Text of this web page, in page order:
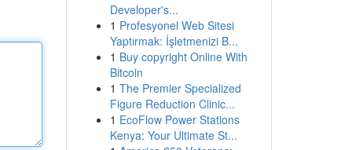
Developer's...
1 Profesyonel Web Sitesi
Yaptırmak: İşletmenizi B...
1 Buy copyright Online With
Bitcoin
1 The Premier Specialized
Figure Reduction Clinic...
1 EcoFlow Power Stations
Kenya: Your Ultimate St...